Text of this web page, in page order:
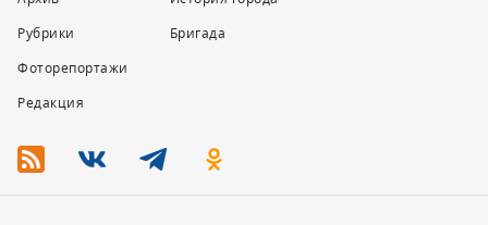
Рубрики
Фоторепортажи
Редакция
Бригада